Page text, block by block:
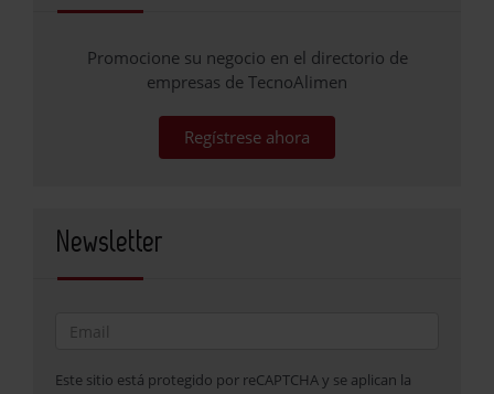
Promocione su negocio en el directorio de
empresas de TecnoAlimen
Regístrese ahora
Newsletter
Este sitio está protegido por reCAPTCHA y se aplican la